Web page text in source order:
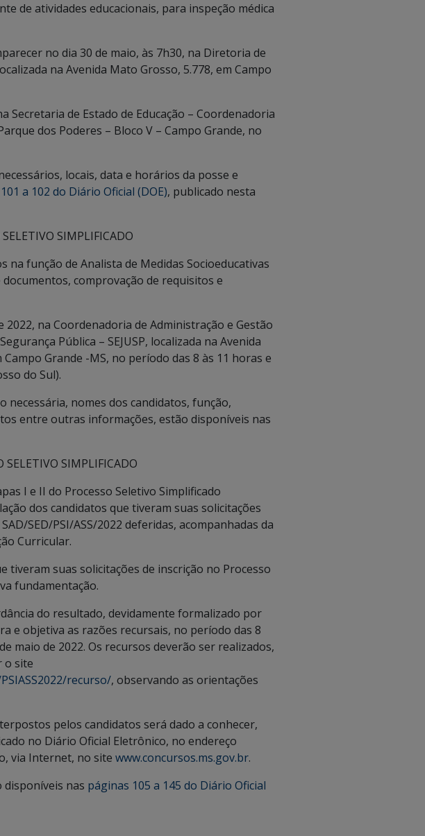
de atividades educacionais, para inspeção médica
no dia 30 de maio, às 7h30, na Diretoria de
na Avenida Mato Grosso, 5.778, em Campo
Secretaria de Estado de Educação – Coordenadoria
dos Poderes – Bloco V – Campo Grande, no
locais, data e horários da posse e
a 102 do Diário Oficial (DOE), publicado nesta
SIMPLIFICADO
na função de Analista de Medidas Socioeducativas
comprovação de requisitos e
na Coordenadoria de Administração e Gestão
Pública – SEJUSP, localizada na Avenida
Grande -MS, no período das 8 às 11 horas e
do Sul).
necessária, nomes dos candidatos, função,
entre outras informações, estão disponíveis nas
SELETIVO SIMPLIFICADO
I e II do Processo Seletivo Simplificado
dos candidatos que tiveram suas solicitações
SED/PSI/ASS/2022 deferidas, acompanhadas da
Curricular.
tiveram suas solicitações de inscrição no Processo
fundamentação.
do resultado, devidamente formalizado por
e objetiva as razões recursais, no período das 8
maio de 2022. Os recursos deverão ser realizados,
o site
recurso/, observando as orientações
pelos candidatos será dado a conhecer,
no Diário Oficial Eletrônico, no endereço
via Internet, no site www.concursos.ms.gov.br.
disponíveis nas páginas 105 a 145 do Diário Oficial